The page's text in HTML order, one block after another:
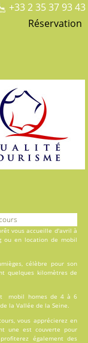
+33 2 35 37 93 43
Réservation
vous accueille d'avril à
ou en locationde mobil
célèbre pour son
quelques kilomètres de
mobil homesde 4 à 6
la Vallée de la Seine.
vous apprécierez en
une est couverte pour
également des